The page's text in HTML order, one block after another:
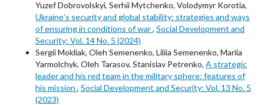
Yuzef Dobrovolskyi, Serhii Mytchenko, Volodymyr Korotia,
Ukraineʼs security and global stability: strategies and ways
of ensuring in conditions of war, Social Development and
Security: Vol. 14 No. 5 (2024)
Sergii Mokliak, Oleh Semenenko, Liliia Semenenko, Mariia
Yarmolchyk, Oleh Tarasov, Stanislav Petrenko, A strategic
leader and his red team in the military sphere: features of
his mission , Social Development and Security: Vol. 13 No. 5
(2023)